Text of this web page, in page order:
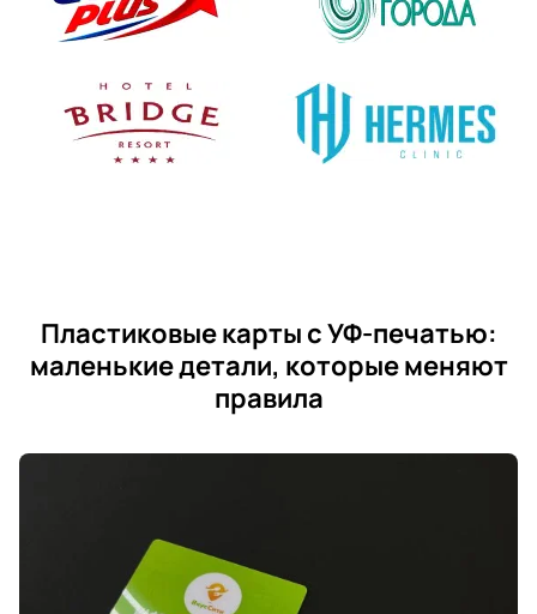
Пластиковые карты с УФ-печатью:
маленькие детали, которые меняют
правила